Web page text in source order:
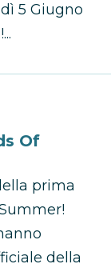
5 Giugno
Of
prima
della